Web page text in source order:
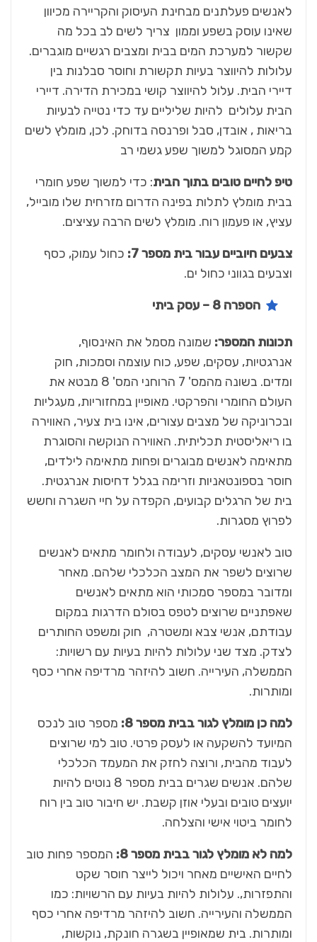
לאנשים פעלתנים מבחינת העיסוק והקריירה מכיוון
שאינו עוסק בשפע וממון צריך לשים לב בכל מה
שקשור למערכת המים בבית ומצבים רגשיים מוגברים.
עלולות להיווצר בעיות תקשורת וחוסר סבלנות בין
דיירי הבית. עלול להיווצר קושי במכירת הדירה. דיירי
הבית עלולים להיות שליליים עד כדי נטייה לבעיות
בריאות , אובדן, סבל ופרנסה בדוחק. לכן, מומלץ לשים
קמע המסוגל למשוך שפע גשמי רב
טיפ לחיים טובים בתוך הבית: כדי למשוך שפע חומרי
בבית מומלץ לתלות בפינה הדרום מזרחית שלו מובייל,
עציץ, או פעמון רוח. מומלץ לשים הרבה עציצים.
צבעים חיוביים עבור בית מספר 7:
כחול עמוק, כסף
וצבעים בגווני כחול ים.
הספרה 8 – עסק ביתי
תכונות המספר: שמונה מסמל את האינסוף,
אנרגטיות, עסקים, שפע, כוח עוצמה וסמכות, חוק
ומדים. בשונה מהמס' 7 הרוחני המס' 8 מבטא את
העולם החומרי והפרקטי. מאופיין במחזוריות, מעגליות
ובכרוניקה של מצבים עצורים, אינו בית צעיר, האווירה
בו ריאליסטית תכליתית. האווירה הנוקשה והסוגרת
מתאימה לאנשים מבוגרים ופחות מתאימה לילדים,
חוסר בספונטאניות וזרימה בגלל דחיסות אנרגטית.
בית של הרגלים קבועים, הקפדה על חיי השגרה וחשש
לפרוץ מסגרות.
טוב לאנשי עסקים, לעבודה ולחומר מתאים לאנשים
שרוצים לשפר את המצב הכלכלי שלהם. מאחר
ומדובר במספר סמכותי הוא מתאים לאנשים
שאפתניים שרוצים לטפס בסולם הדרגות במקום
עבודתם, אנשי צבא ומשטרה, חוק ומשפט החותרים
לצדק. מצד שני עלולות להיות בעיות עם רשויות:
הממשלה, העירייה. חשוב להיזהר מרדיפה אחרי כסף
ומותרות.
למה כן מומלץ לגור בבית מספר 8:
מספר טוב לנכס
המיועד להשקעה או לעסק פרטי. טוב למי שרוצים
לעבוד מהבית, ורוצה לחזק את המעמד הכלכלי
שלהם. אנשים שגרים בבית מספר 8 נוטים להיות
יועצים טובים ובעלי אוזן קשבת. יש חיבור טוב בין רוח
לחומר ביטוי אישי והצלחה.
למה לא מומלץ לגור בבית מספר 8:
המספר פחות טוב
לחיים האישיים מאחר ויכול לייצר חוסר שקט
והתפזרות,. עלולות להיות בעיות עם הרשויות: כמו
הממשלה והעירייה. חשוב להיזהר מרדיפה אחרי כסף
ומותרות. בית שמאופיין בשגרה חונקת, נוקשות,